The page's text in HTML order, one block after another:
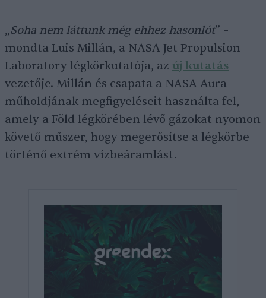
„Soha nem láttunk még ehhez hasonlót” –
mondta Luis Millán, a NASA Jet Propulsion
Laboratory légkörkutatója, az új kutatás
vezetője. Millán és csapata a NASA Aura
műholdjának megfigyeléseit használta fel,
amely a Föld légkörében lévő gázokat nyomon
követő műszer, hogy megerősítse a légkörbe
történő extrém vízbeáramlást.